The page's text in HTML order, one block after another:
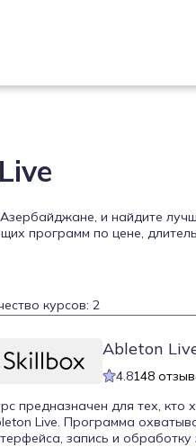
и найдите
программ по цене,
курсов: 2
Ableton
4.8148
предназначен для тех, кто
Live. Программа
запись и